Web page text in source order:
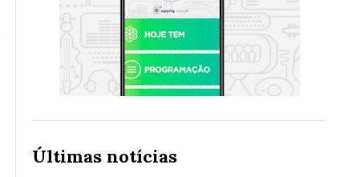
Últimas notícias